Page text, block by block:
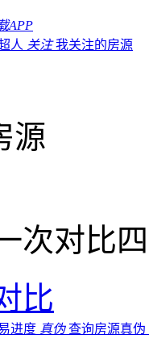
APP
人 关注 我关注的房源
源
次对比
比
进度 真伪 查询房源真伪